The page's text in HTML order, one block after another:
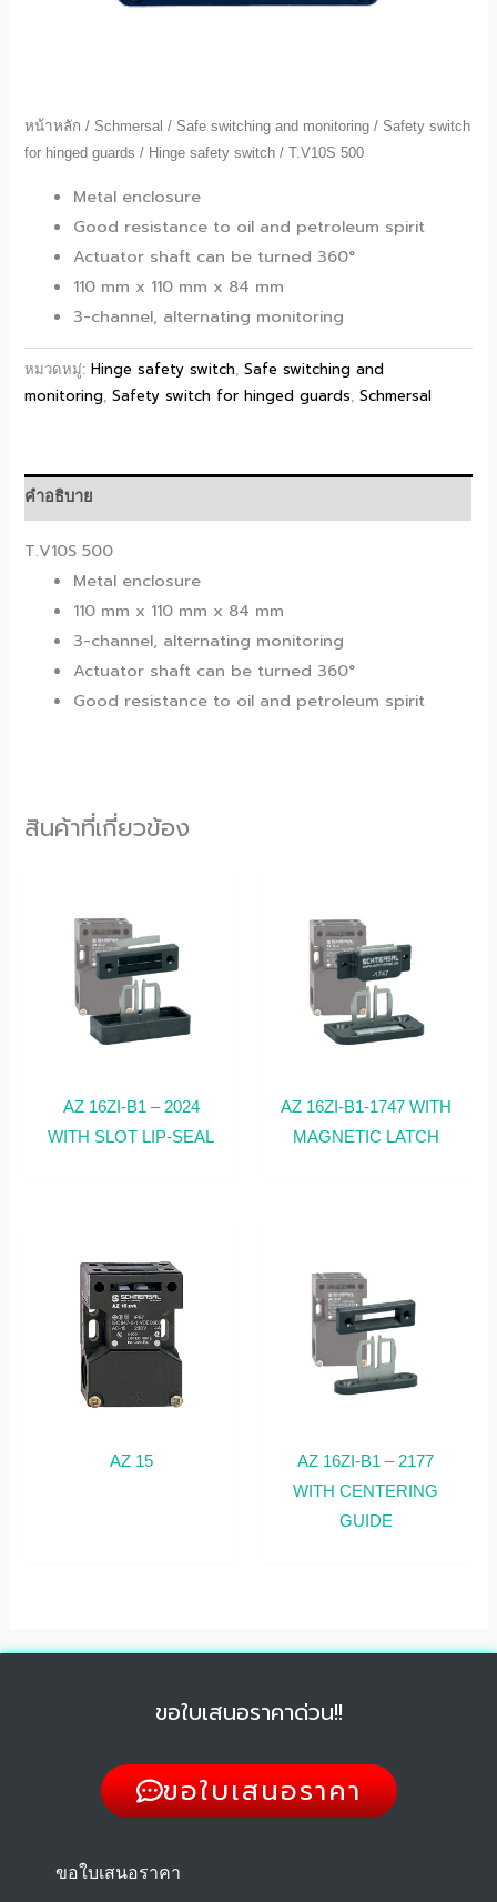
หน้าหลัก / Schmersal / Safe switching and monitoring / Safety switch
for hinged guards / Hinge safety switch / T.V10S 500
Metal enclosure
Good resistance to oil and petroleum spirit
Actuator shaft can be turned 360°
110 mm x 110 mm x 84 mm
3-channel, alternating monitoring
หมวดหมู่: Hinge safety switch ,Safe switching and
monitoring ,Safety switch for hinged guards ,Schmersal
คำอธิบาย
T.V10S 500
Metal enclosure
110 mm x 110 mm x 84 mm
3-channel, alternating monitoring
Actuator shaft can be turned 360°
Good resistance to oil and petroleum spirit
สินค้าที่เกี่ยวข้อง
AZ 16ZI-B1 – 2024
WITH SLOT LIP-SEAL
AZ 16ZI-B1-1747 WITH
MAGNETIC LATCH
AZ 15
AZ 16ZI-B1 – 2177
WITH CENTERING
GUIDE
ขอใบเสนอราคาด่วน!!
ขอใบเสนอราคา
ขอใบเสนอราคา